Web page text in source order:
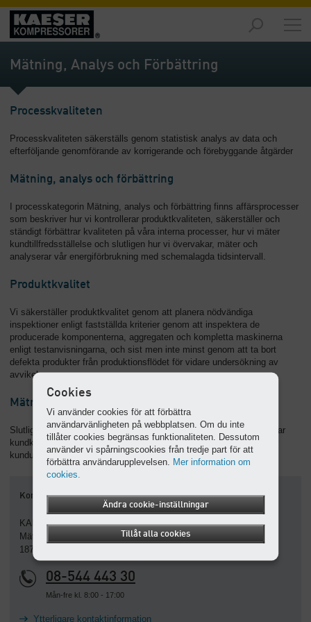
Marknader
-
Översikt
-
Lösningar
-
Översikt
Service
-
Översikt
-
Mätning, Analys och Förbättring
Processkvaliteten
Processkvaliteten säkerställs genom statistisk analys av data och
efterföljande genomförande av korrigerande och förebyggande åtgärder
Mätning, analys och förbättring
I processkategorin Mätning, analys och förbättring finns affärsprocesser
som beskriver hur vi kontrollerar produktkvaliteten, säkerställer och
ständigt förbättrar kvaliteten på våra interna processer, hur vi mäter
kundtillfredsställelse och slutligen hur vi övervakar, mäter och
analyserar vår energiförbrukning med schemalagda tidsintervall.
Produktkvalitet
Vi säkerställer produktkvalitet genom att planera nödvändiga
inspektioner enligt fastställda kriterier genom att inspektera de
producerade komponenterna, aggregaten och kompletta maskinerna
enligt testanvisningarna, och sist men inte minst genom att ta bort
defekta produkter från produktionsflödet för vidare undersökning av
avvikelser.
Mätning av kundnöjdhet
Slutligen förklarar processen Mätning av kundnöjdhet hur vi granskar
kundklagomål och produktövervakning samt skapar och analyserar
kundundersökningar.
Kontakt
KAESER Kompressorer AB
Mätslingan 24
187 14 Täby
08-544 443 30
Mån-fre kl. 8:00 - 17:00
Ytterligare kontaktinformation
Cookies
Vi använder cookies för att förbättra
användarvänligheten på webbplatsen. Om du inte
tillåter cookies begränsas funktionaliteten. Dessutom
använder vi spårningscookies från tredje part för att
förbättra användarupplevelsen. Mer information om
cookies.
Ändra cookie-inställningar
Tillåt alla cookies